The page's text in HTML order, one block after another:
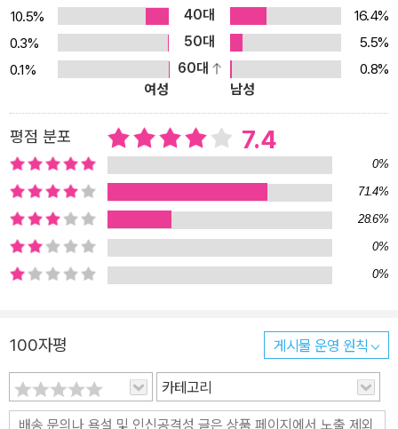
10.5%
40대
16.4%
0.3%
50대
5.5%
0.1%
60대
0.8%
여성
남성
평점 분포 7.4
0%
71.4%
28.6%
0%
0%
100자평 게시물 운영 원칙
카테고리